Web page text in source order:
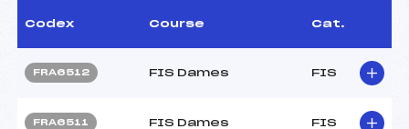
Codex Course Cat.
FRA6512 FIS Dames FIS
FRA6511 FIS Dames FIS